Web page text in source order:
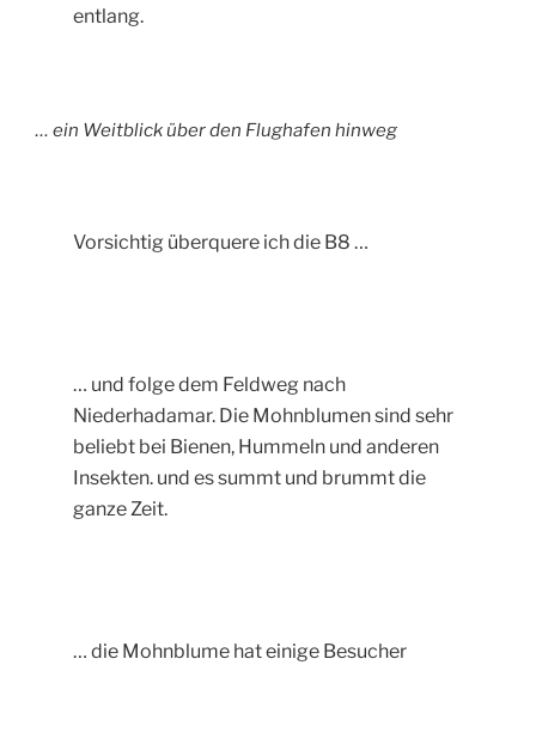
entlang.
… ein Weitblick über den Flughafen hinweg
Vorsichtig überquere ich die B8 …
… und folge dem Feldweg nach
Niederhadamar. Die Mohnblumen sind sehr
beliebt bei Bienen, Hummeln und anderen
Insekten. und es summt und brummt die
ganze Zeit.
… die Mohnblume hat einige Besucher